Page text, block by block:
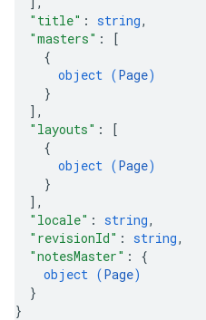
"title" : string,
"masters" :
[
{
object (Page)
}
] ,
"layouts" :
[
{
object (Page)
}
] ,
"locale" : string,
"revisionId" : string,
"notesMaster" : {
object (Page)
}
}